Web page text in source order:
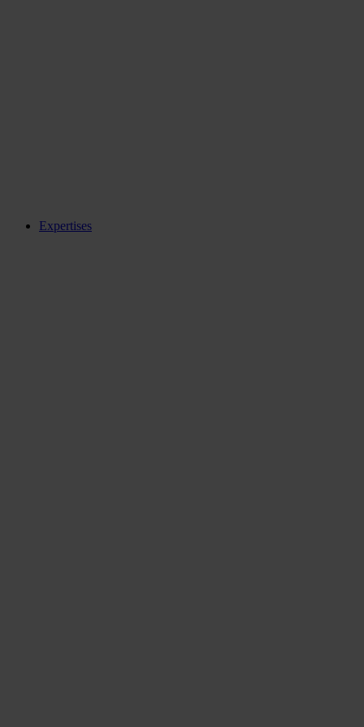
Expertises